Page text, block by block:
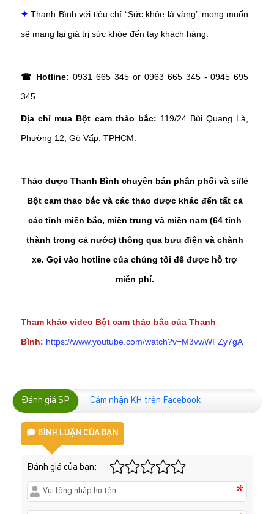
✦ Thanh Bình với tiêu chí “Sức khỏe là vàng” mong muốn
sẽ mang lại giá trị sức khỏe đến tay khách hàng.
☎ Hotline: 0931 665 345 or 0963 665 345 - 0945 695
345
Địa chỉ mua Bột cam thảo bắc: 119/24 Bùi Quang Là,
Phường 12, Gò Vấp, TPHCM.
Thảo dược Thanh Bình chuyên bán phân phối và sỉ/lẻ
Bột cam thảo bắc và các thảo dược khác đến tất cả
các tỉnh miền bắc, miền trung và miền nam (64 tỉnh
thành trong cả nước) thông qua bưu điện và chành
xe. Gọi vào hotline của chúng tôi để được hỗ trợ
miễn phí.
Tham khảo video Bột cam thảo bắc của Thanh
Bình: https://www.youtube.com/watch?v=M3vwWFZy7gA
Đánh giá SP Cảm nhận KH trên Facebook
BÌNH LUẬN CỦA BẠN
Đánh giá của bạn:
*